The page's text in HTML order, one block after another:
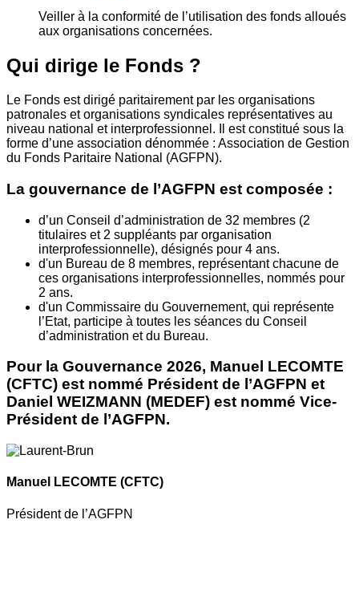
Veiller à la conformité de l’utilisation des fonds alloués
aux organisations concernées.
Qui dirige le Fonds ?
Le Fonds est dirigé paritairement par les organisations
patronales et organisations syndicales représentatives au
niveau national et interprofessionnel. Il est constitué sous la
forme d’une association dénommée : Association de Gestion
du Fonds Paritaire National (AGFPN).
La gouvernance de l’AGFPN est composée :
d’un Conseil d’administration de 32 membres (2
titulaires et 2 suppléants par organisation
interprofessionnelle), désignés pour 4 ans.
d'un Bureau de 8 membres, représentant chacune de
ces organisations interprofessionnelles, nommés pour
2 ans.
d'un Commissaire du Gouvernement, qui représente
l’Etat, participe à toutes les séances du Conseil
d’administration et du Bureau.
Pour la Gouvernance 2026, Manuel LECOMTE
(CFTC) est nommé Président de l’AGFPN et
Daniel WEIZMANN (MEDEF) est nommé Vice-
Président de l’AGFPN.
Manuel LECOMTE (CFTC)
Président de l’AGFPN